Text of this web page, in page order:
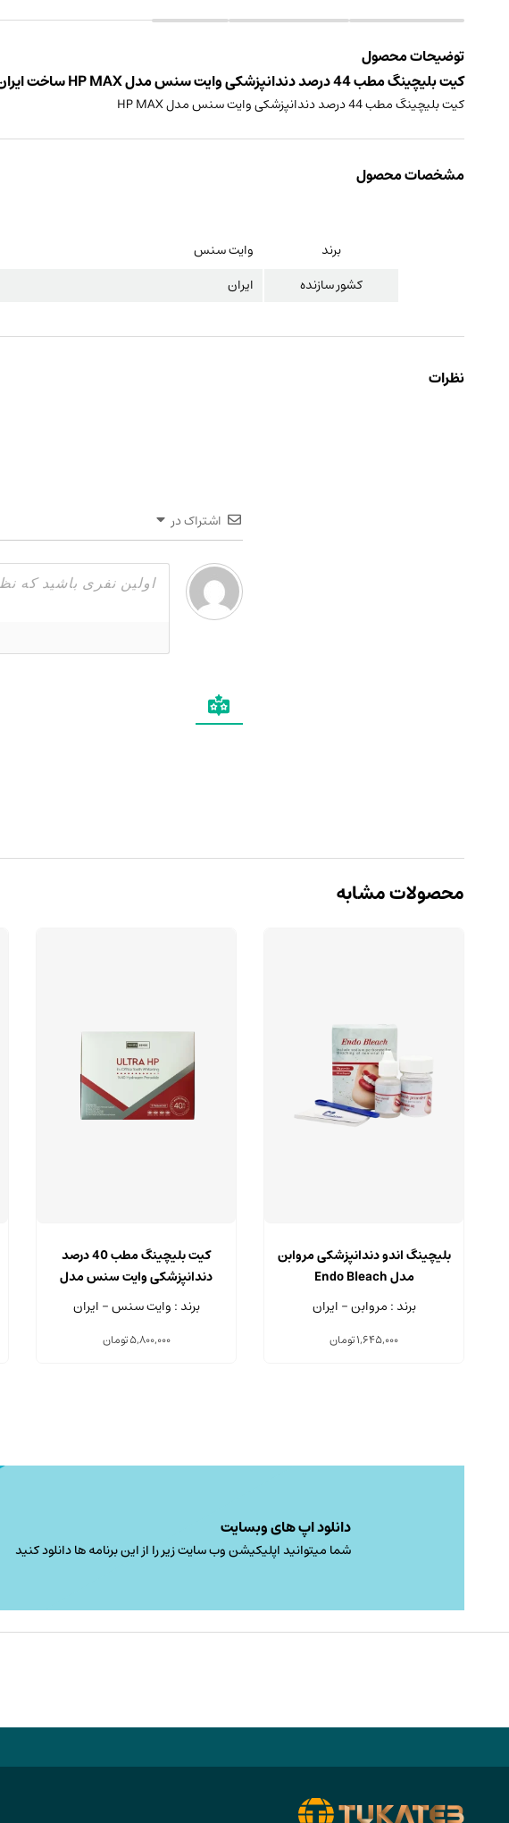
توضیحات محصول
کیت بلیچینگ مطب 44 درصد دندانپزشکی وایت سنس مدل HP MAX ساخت ایران
کیت بلیچینگ مطب 44 درصد دندانپزشکی وایت سنس مدل HP MAX
مشخصات محصول
برند
وایت سنس
کشور سازنده
ایران
نظرات
اشتراک در
محصولات مشابه
بلیچینگ اندو دندانپزشکی مروابن
مدل Endo Bleach
برند : مروابن - ایران
1,645,000تومان
کیت بلیچینگ مطب 40 درصد
دندانپزشکی وایت سنس مدل
ULTRA HP
برند : وایت سنس - ایران
5,800,000تومان
دانلود اپ های وبسایت
شما میتوانید اپلیکیشن وب سایت زیر را از این برنامه ها دانلود کنید